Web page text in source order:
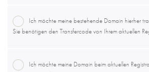
Ich möchte meine bestehende Domain hierher
Sie benötigen den Transfercode von Ihrem aktuellen
Ich möchte meine Domain beim aktuellen